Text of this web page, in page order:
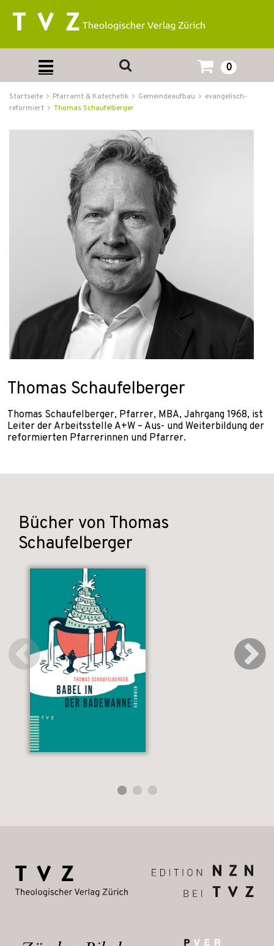
0
Startseite Pfarramt & Katechetik Gemeindeaufbau
evangelisch-
reformiert
Thomas Schaufelberger
Thomas Schaufelberger
Thomas Schaufelberger, Pfarrer, MBA, Jahrgang 1968, ist
Leiter der Arbeitsstelle A+W – Aus- und Weiterbildung der
reformierten Pfarrerinnen und Pfarrer.
Bücher von Thomas
Schaufelberger